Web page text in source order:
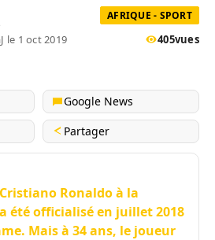
AFRIQUE - SPORT
le 1 oct 2019 405vues
Google News
Partager
Ronaldo à la
été officialisé en juillet 2018
Mais à 34 ans, le joueur